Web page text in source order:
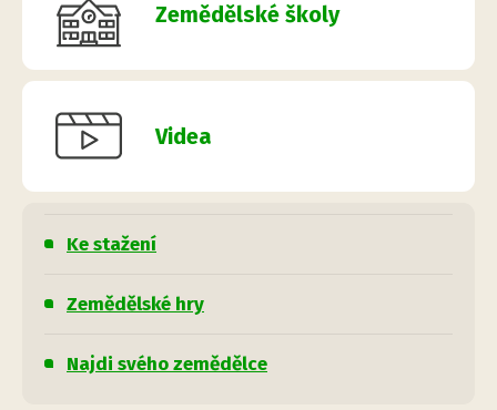
Zemědělské školy
Videa
Ke stažení
Zemědělské hry
Najdi svého zemědělce